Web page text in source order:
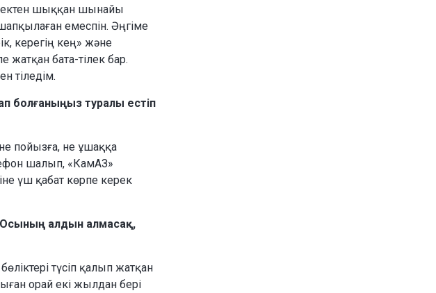
шыққан шынайы
емеспін. Әңгіме
керегің кең» және
бата-тілек бар.
тіледім.
болғаныңыз туралы естіп
пойызға, не ұшаққа
шалып, «КамАЗ»
үш қабат көрпе керек
алдын алмасақ,
түсіп қалып жатқан
орай екі жылдан бері